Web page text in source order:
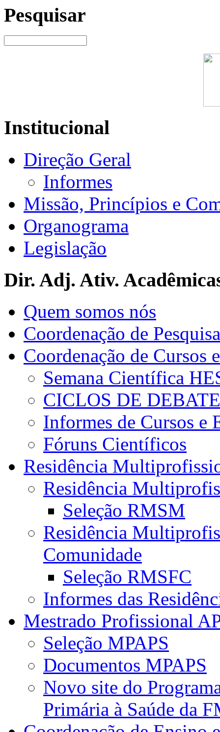
Pesquisar
Institucional
Direção Geral
Informes
Missão, Princípios e
Organograma
Legislação
Dir. Adj. Ativ.
Quem somos nós
Coordenação de Pesquisa
Coordenação de Cursos
Semana Científica
CICLOS DE
Informes de Cursos e
Fóruns Científicos
Residência
Residência
Seleção RMSM
Residência
Comunidade
Seleção RMSFC
Informes das
Mestrado Profissional
Seleção MPAPS
Documentos MPAPS
Novo site do
Primária à Saúde da